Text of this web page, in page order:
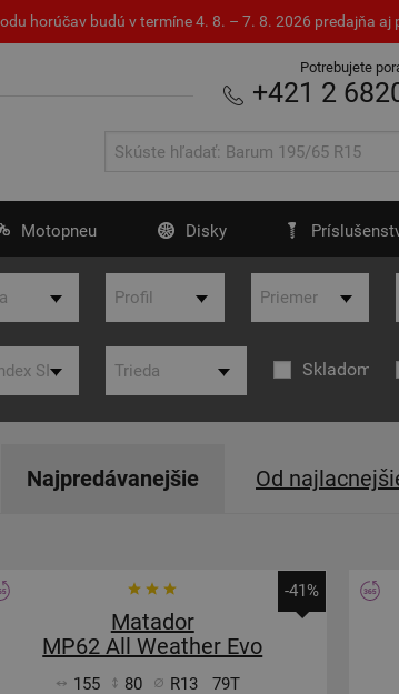
horúčav budú v termíne 4. 8. – 7. 8. 2026 predajňa
Potrebujete
+421 2
Motopneu Disky
Skladom
Najpredávanejšie Od
-41%
Matador
MP62 All Weather Evo
155 80 R13 79T